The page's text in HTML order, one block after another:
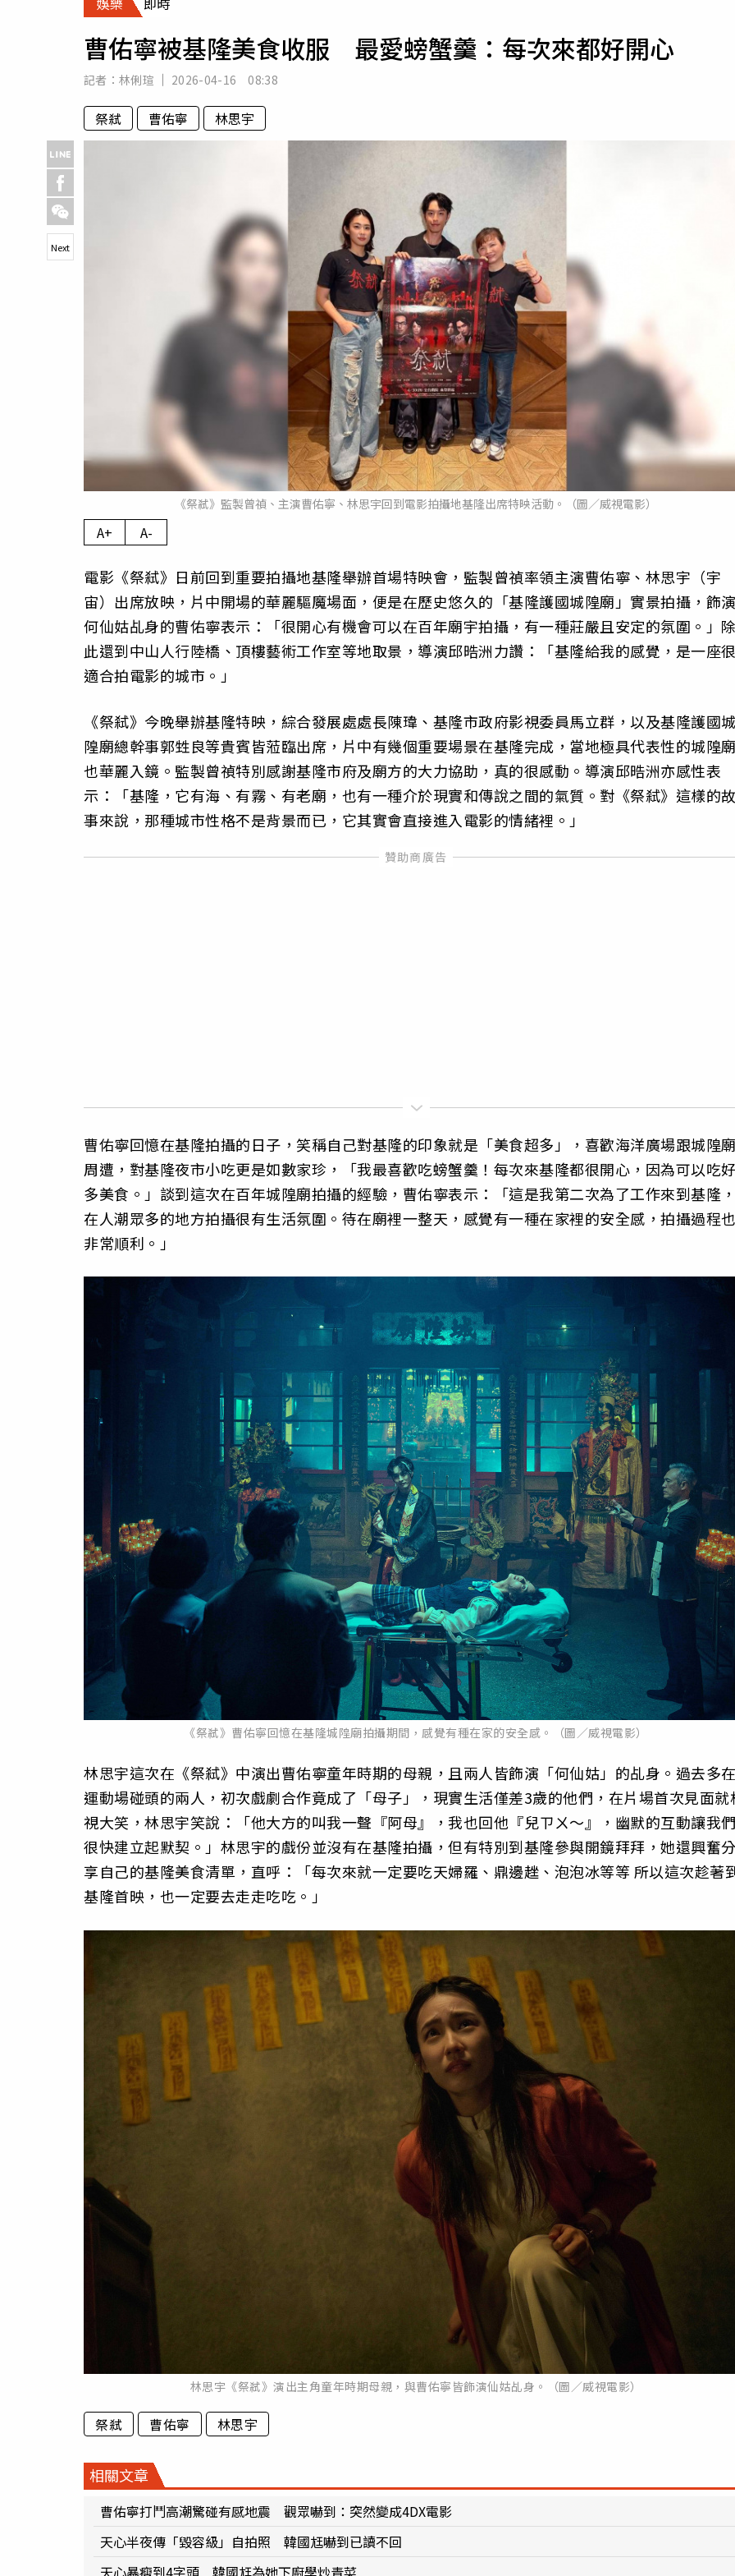
專欄
房產新勢力
運勢
曹佑寧被基隆美食收服 最愛螃蟹羹：每次來都好開心
記者： 林俐瑄 2026-04-16 08:38
祭弒 曹佑寧 林思宇
《祭弒》監製曾禎、主演曹佑寧、林思宇回到電影拍攝地基隆出席特映活動。（圖／威視電影）
Next
A+ A-
電影《祭弒》日前回到重要拍攝地基隆舉辦首場特映會，監製曾禎率領主演曹佑寧、林思宇（宇
宙）出席放映，片中開場的華麗驅魔場面，便是在歷史悠久的「基隆護國城隍廟」實景拍攝，飾
何仙姑乩身的曹佑寧表示：「很開心有機會可以在百年廟宇拍攝，有一種莊嚴且安定的氛圍。」
此還到中山人行陸橋、頂樓藝術工作室等地取景，導演邱晧洲力讚：「基隆給我的感覺，是一座
適合拍電影的城市。」
《祭弒》今晚舉辦基隆特映，綜合發展處處長陳瑋、基隆市政府影視委員馬立群，以及基隆護國
隍廟總幹事郭甡良等貴賓皆蒞臨出席，片中有幾個重要場景在基隆完成，當地極具代表性的城隍
也華麗入鏡。監製曾禎特別感謝基隆市府及廟方的大力協助，真的很感動。導演邱晧洲亦感性表
示：「基隆，它有海、有霧、有老廟，也有一種介於現實和傳說之間的氣質。對《祭弒》這樣的
事來說，那種城市性格不是背景而已，它其實會直接進入電影的情緒裡。」
曹佑寧回憶在基隆拍攝的日子，笑稱自己對基隆的印象就是「美食超多」，喜歡海洋廣場跟城隍
周遭，對基隆夜市小吃更是如數家珍，「我最喜歡吃螃蟹羹！每次來基隆都很開心，因為可以吃
多美食。」談到這次在百年城隍廟拍攝的經驗，曹佑寧表示：「這是我第二次為了工作來到基隆
在人潮眾多的地方拍攝很有生活氛圍。待在廟裡一整天，感覺有一種在家裡的安全感，拍攝過程
非常順利。」
《祭弒》曹佑寧回憶在基隆城隍廟拍攝期間，感覺有種在家的安全感。（圖／威視電影）
林思宇這次在《祭弒》中演出曹佑寧童年時期的母親，且兩人皆飾演「何仙姑」的乩身。過去多
運動場碰頭的兩人，初次戲劇合作竟成了「母子」，現實生活僅差3歲的他們，在片場首次見面就
視大笑，林思宇笑說：「他大方的叫我一聲『阿母』，我也回他『兒ㄗㄨ～』，幽默的互動讓我
很快建立起默契。」林思宇的戲份並沒有在基隆拍攝，但有特別到基隆參與開鏡拜拜，她還興奮
享自己的基隆美食清單，直呼：「每次來就一定要吃天婦羅、鼎邊趖、泡泡冰等等 所以這次趁著
基隆首映，也一定要去走走吃吃。」
林思宇《祭弒》演出主角童年時期母親，與曹佑寧皆飾演仙姑乩身。（圖／威視電影）
祭弒 曹佑寧 林思宇
相關文章
曹佑寧打鬥高潮驚碰有感地震 觀眾嚇到：突然變成4DX電影
天心半夜傳「毀容級」自拍照 韓國尪嚇到已讀不回
天心暴瘦到4字頭 韓國尪為她下廚學炒青菜